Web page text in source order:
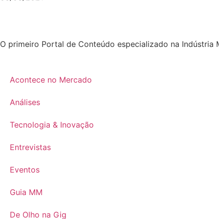
O primeiro Portal de Conteúdo especializado na Indústria
Acontece no Mercado
Análises
Tecnologia & Inovação
Entrevistas
Eventos
Guia MM
De Olho na Gig